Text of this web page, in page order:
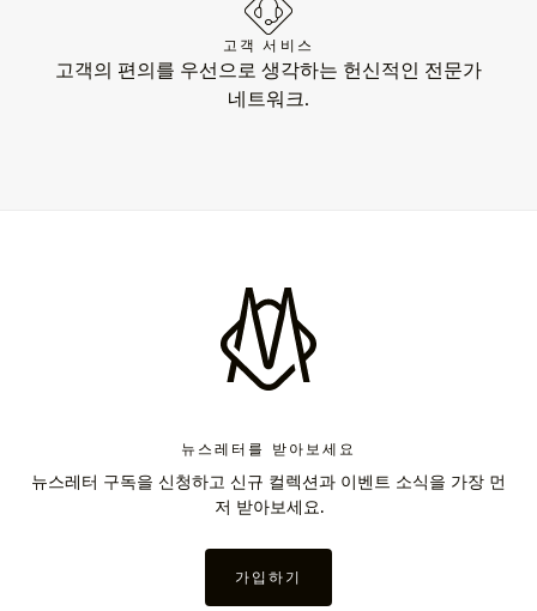
고객 서비스
고객의 편의를 우선으로 생각하는 헌신적인 전문가
네트워크.
뉴스레터를 받아보세요
뉴스레터 구독을 신청하고 신규 컬렉션과 이벤트 소식을 가장 먼
저 받아보세요.
가입하기